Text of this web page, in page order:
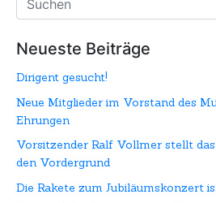
Neueste Beiträge
Dirigent gesucht!
Neue Mitglieder im Vorstand des
Ehrungen
Vorsitzender Ralf Vollmer stellt
den Vordergrund
Die Rakete zum Jubiläumskonzert